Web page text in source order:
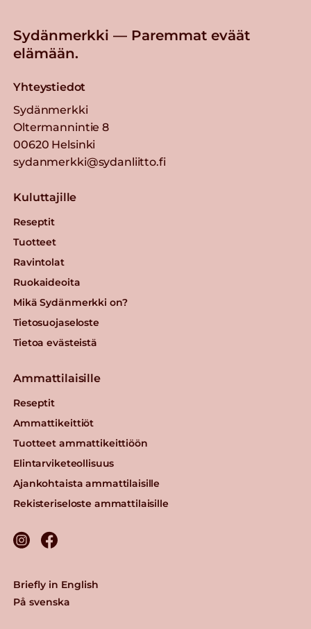
Sydänmerkki — Paremmat eväät
elämään.
Yhteystiedot
Sydänmerkki
Oltermannintie 8
00620 Helsinki
sydanmerkki@sydanliitto.fi
Kuluttajille
Reseptit
Tuotteet
Ravintolat
Ruokaideoita
Mikä Sydänmerkki on?
Tietosuojaseloste
Tietoa evästeistä
Ammattilaisille
Reseptit
Ammattikeittiöt
Tuotteet ammattikeittiöön
Elintarviketeollisuus
Ajankohtaista ammattilaisille
Rekisteriseloste ammattilaisille
Briefly in English
På svenska